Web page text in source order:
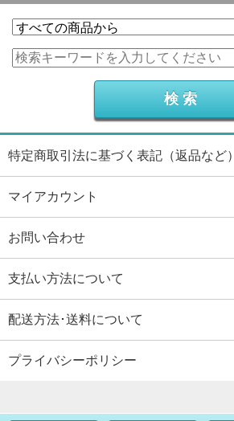
特定商取引法に基づく表記（返品など）
マイアカウント
お問い合わせ
支払い方法について
配送方法･送料について
プライバシーポリシー